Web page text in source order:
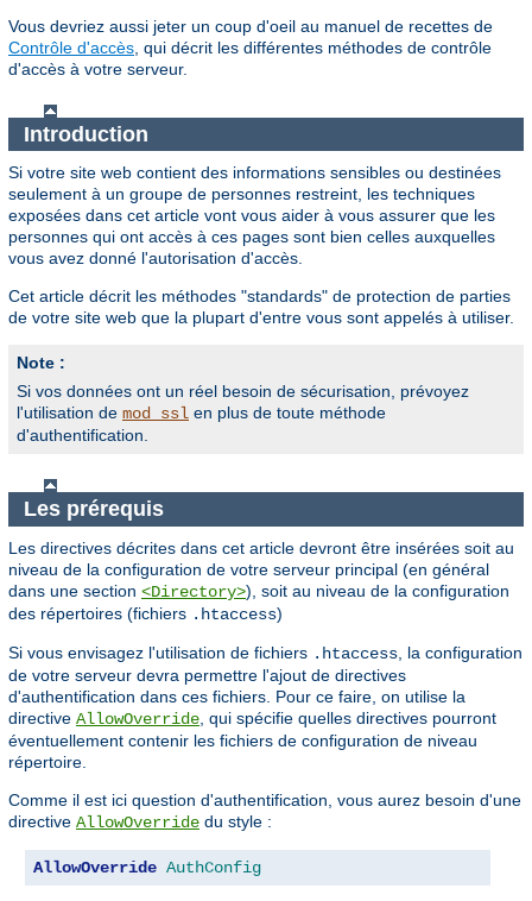
Vous devriez aussi jeter un coup d'oeil au manuel de recettes de
Contrôle d'accès , qui décrit les différentes méthodes de contrôle
d'accès à votre serveur.
Introduction
Si votre site web contient des informations sensibles ou destinées
seulement à un groupe de personnes restreint, les techniques
exposées dans cet article vont vous aider à vous assurer que les
personnes qui ont accès à ces pages sont bien celles auxquelles
vous avez donné l'autorisation d'accès.
Cet article décrit les méthodes "standards" de protection de parties
de votre site web que la plupart d'entre vous sont appelés à utiliser.
Note :
Si vos données ont un réel besoin de sécurisation, prévoyez
l'utilisation de mod_ssl en plus de toute méthode
d'authentification.
Les prérequis
Les directives décrites dans cet article devront être insérées soit au
niveau de la configuration de votre serveur principal (en général
dans une section <Directory>), soit au niveau de la configuration
des répertoires (fichiers .htaccess)
Si vous envisagez l'utilisation de fichiers .htaccess , la configuration
de votre serveur devra permettre l'ajout de directives
d'authentification dans ces fichiers. Pour ce faire, on utilise la
directive AllowOverride , qui spécifie quelles directives pourront
éventuellement contenir les fichiers de configuration de niveau
répertoire.
Comme il est ici question d'authentification, vous aurez besoin d'une
directive AllowOverride du style :
AllowOverride AuthConfig